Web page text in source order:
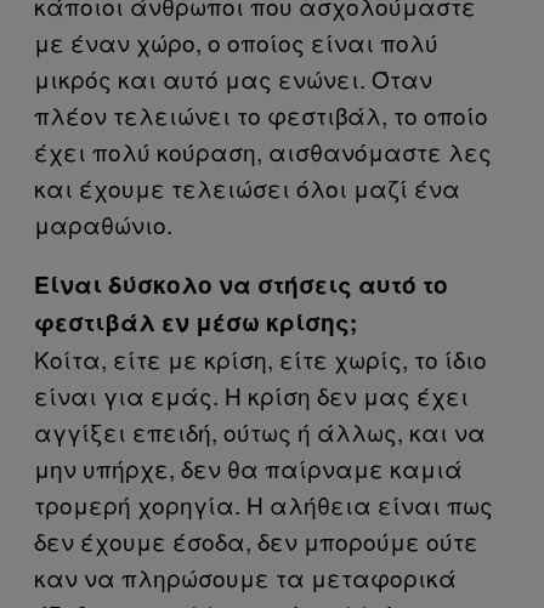
με έναν χώρο, ο οποίος είναι πολύ
μικρός και αυτό μας ενώνει. Όταν
πλέον τελειώνει το φεστιβάλ, το οποίο
έχει πολύ κούραση, αισθανόμαστε λες
και έχουμε τελειώσει όλοι μαζί ένα
μαραθώνιο.
Είναι δύσκολο να στήσεις αυτό το
φεστιβάλ εν μέσω κρίσης;
Κοίτα, είτε με κρίση, είτε χωρίς, το ίδιο
είναι για εμάς. Η κρίση δεν μας έχει
αγγίξει επειδή, ούτως ή άλλως, και να
μην υπήρχε, δεν θα παίρναμε καμιά
τρομερή χορηγία. Η αλήθεια είναι πως
δεν έχουμε έσοδα, δεν μπορούμε ούτε
καν να πληρώσουμε τα μεταφορικά